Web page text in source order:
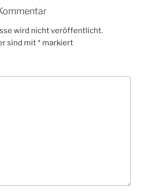
wird nicht veröffentlicht.
sind mit* markiert